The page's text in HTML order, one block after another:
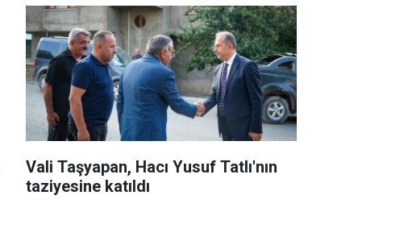
Vali Taşyapan, Hacı Yusuf Tatlı'nın
taziyesine katıldı